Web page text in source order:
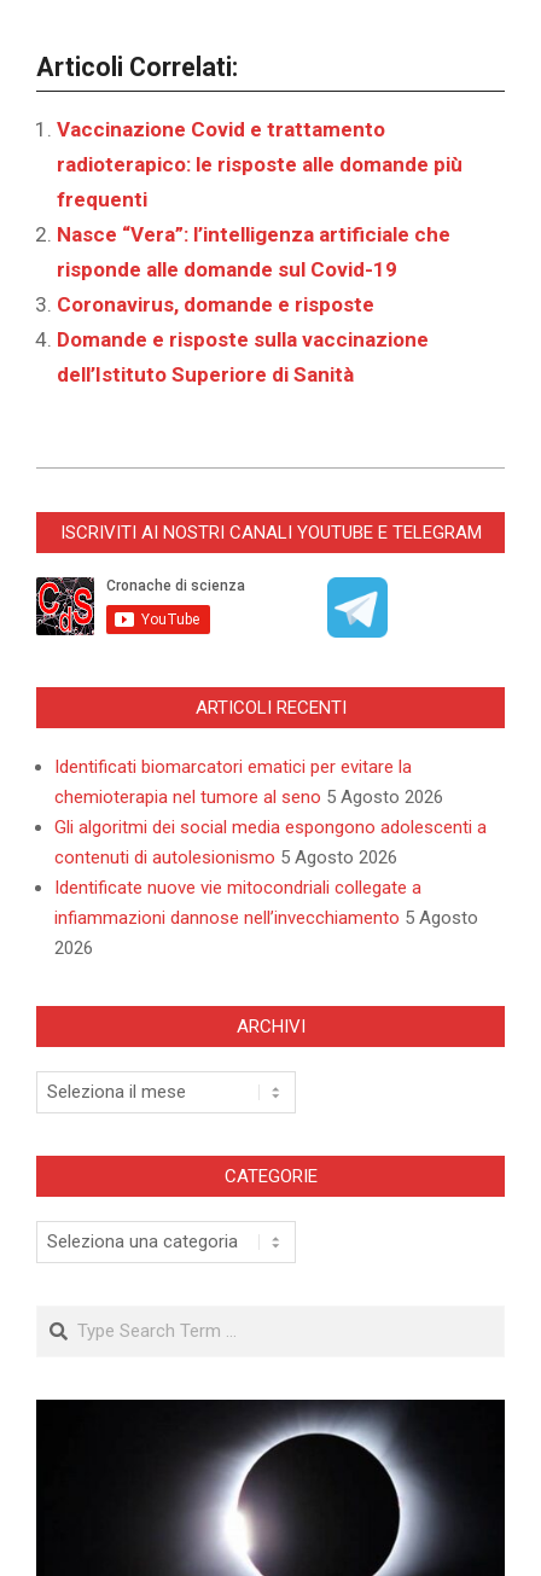
Articoli Correlati:
Vaccinazione Covid e trattamento
radioterapico: le risposte alle domande più
frequenti
Nasce “Vera”: l’intelligenza artificiale che
risponde alle domande sul Covid-19
Coronavirus, domande e risposte
Domande e risposte sulla vaccinazione
dell’Istituto Superiore di Sanità
10-
ISCRIVITI AI NOSTRI CANALI YOUTUBE E TELEGRAM
ARTICOLI RECENTI
Identificati biomarcatori ematici per evitare la
chemioterapia nel tumore al seno 5 Agosto 2026
Gli algoritmi dei social media espongono adolescenti a
contenuti di autolesionismo 5 Agosto 2026
Identificate nuove vie mitocondriali collegate a
infiammazioni dannose nell’invecchiamento 5 Agosto
2026
ARCHIVI
Archivi
CATEGORIE
Categorie
Search